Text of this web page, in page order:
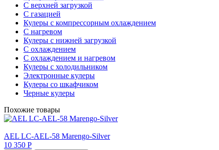
С верхней загрузкой
С газацией
Кулеры с компрессорным охлаждением
С нагревом
Кулеры с нижней загрузкой
С охлаждением
С охлаждением и нагревом
Кулеры с холодильником
Электронные кулеры
Кулеры со шкафчиком
Черные кулеры
Похожие товары
AEL LC-AEL-58 Marengo-Silver
10 350 Р